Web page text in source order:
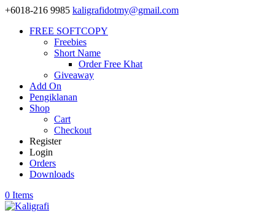
+6018-216 9985 kaligrafidotmy@gmail.com
FREE SOFTCOPY
Freebies
Short Name
Order Free Khat
Giveaway
Add On
Pengiklanan
Shop
Cart
Checkout
Register
Login
Orders
Downloads
0 Items